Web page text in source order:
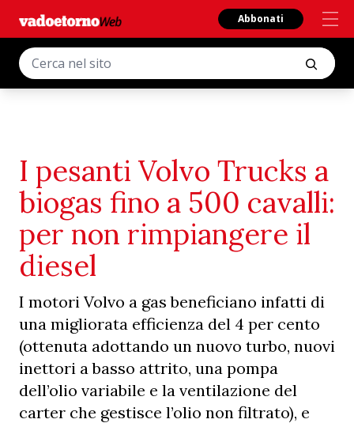
Abbonati
I pesanti Volvo Trucks a
biogas fino a 500 cavalli:
per non rimpiangere il
diesel
I motori Volvo a gas beneficiano infatti di
una migliorata efficienza del 4 per cento
(ottenuta adottando un nuovo turbo, nuovi
inettori a basso attrito, una pompa
dell’olio variabile e la ventilazione del
carter che gestisce l’olio non filtrato), e